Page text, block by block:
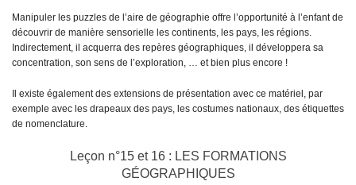
Manipuler les puzzles de l’aire de géographie offre l’opportunité à l’enfant de
découvrir de manière sensorielle les continents, les pays, les régions.
Indirectement, il acquerra des repères géographiques, il développera sa
concentration, son sens de l’exploration, … et bien plus encore !
Il existe également des extensions de présentation avec ce matériel, par
exemple avec les drapeaux des pays, les costumes nationaux, des étiquettes
de nomenclature.
Leçon n°15 et 16 : LES FORMATIONS
GÉOGRAPHIQUES